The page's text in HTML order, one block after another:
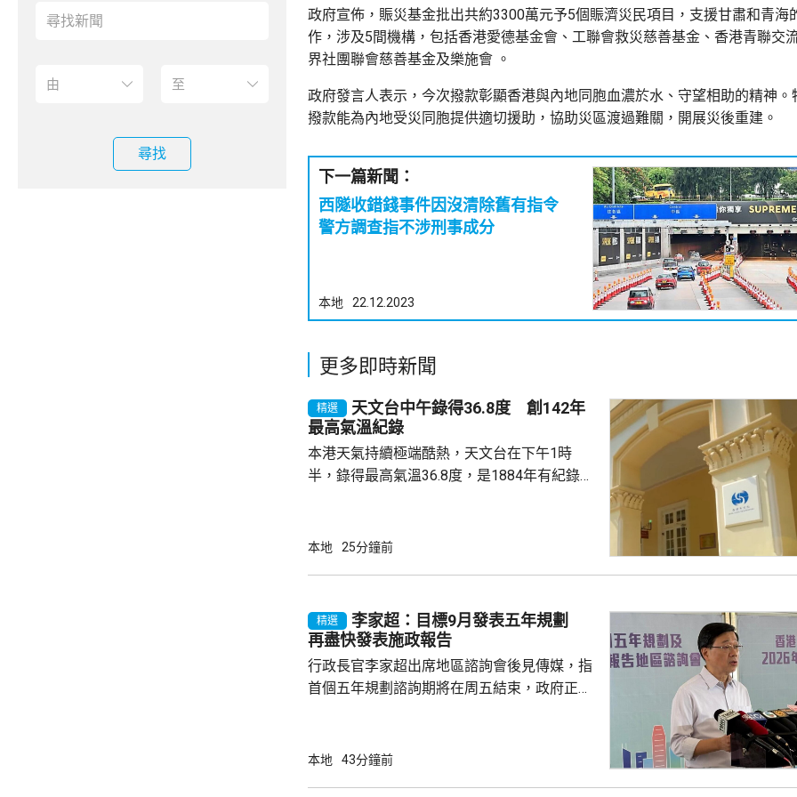
尋找
政府宣佈，賑災基金批出共約3300萬元予5個賑濟災民項目，支援甘肅和青海
作，涉及5間機構，包括香港愛德基金會、工聯會救災慈善基金、香港青聯交
界社團聯會慈善基金及樂施會 。
政府發言人表示，今次撥款彰顯香港與內地同胞血濃於水、守望相助的精神。
撥款能為內地受災同胞提供適切援助，協助災區渡過難關，開展災後重建。
下一篇新聞：
西隧收錯錢事件因沒清除舊有指令
警方調查指不涉刑事成分
本地 22.12.2023
更多即時新聞
精選
天文台中午錄得36.8度 創142年
最高氣溫紀錄
本港天氣持續極端酷熱，天文台在下午1時
半，錄得最高氣溫36.8度，是1884年有紀錄以
端酷熱的天氣，本港下午多處氣溫升至37度或
持續。
本地 25分鐘前
精選
李家超：目標9月發表五年規劃
再盡快發表施政報告
行政長官李家超出席地區諮詢會後見傳媒，指
首個五年規劃諮詢期將在周五結束，政府正馬
施政報告發表時間距離五年規劃越短越好，盡
本地 43分鐘前